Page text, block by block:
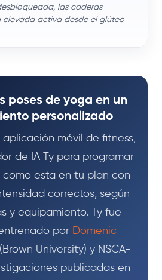
las caderas
elevada activa desde el glúteo
poses de yoga en un
personalizado
móvil de fitness,
de IA Ty para programar
como esta en tu plan con
correctos, según
y equipamiento. Ty fue
por
Domenic
University) y NSCA-
publicadas en